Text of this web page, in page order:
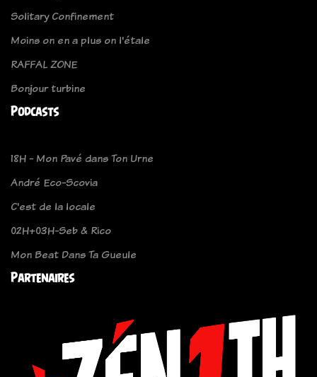
Solitary Confinement
Moins on en a plus on l'étale
RAFFAL ZONE
Bonjour turbine
Podcasts
18H - Mon Pavé dans Ton Urne
André Eco-Scovia
C'est de la locale
02H+03H-Seb & Rico
Mon Beat Dans Ta Gueule
Partenaires